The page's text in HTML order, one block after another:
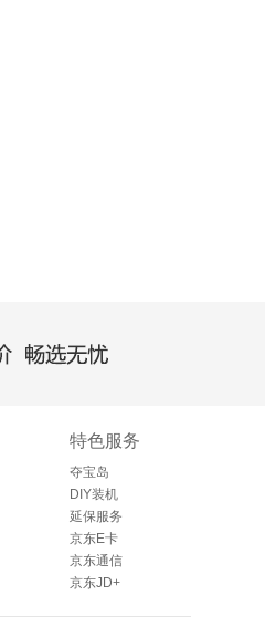
畅选无忧
特色服务
夺宝岛
DIY装机
延保服务
京东E卡
京东通信
京东JD+